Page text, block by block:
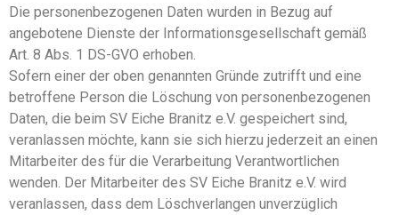
Die personenbezogenen Daten wurden in Bezug auf
angebotene Dienste der Informationsgesellschaft gemäß
Art. 8 Abs. 1 DS-GVO erhoben.
Sofern einer der oben genannten Gründe zutrifft und eine
betroffene Person die Löschung von personenbezogenen
Daten, die beim SV Eiche Branitz e.V. gespeichert sind,
veranlassen möchte, kann sie sich hierzu jederzeit an einen
Mitarbeiter des für die Verarbeitung Verantwortlichen
wenden. Der Mitarbeiter des SV Eiche Branitz e.V. wird
veranlassen, dass dem Löschverlangen unverzüglich